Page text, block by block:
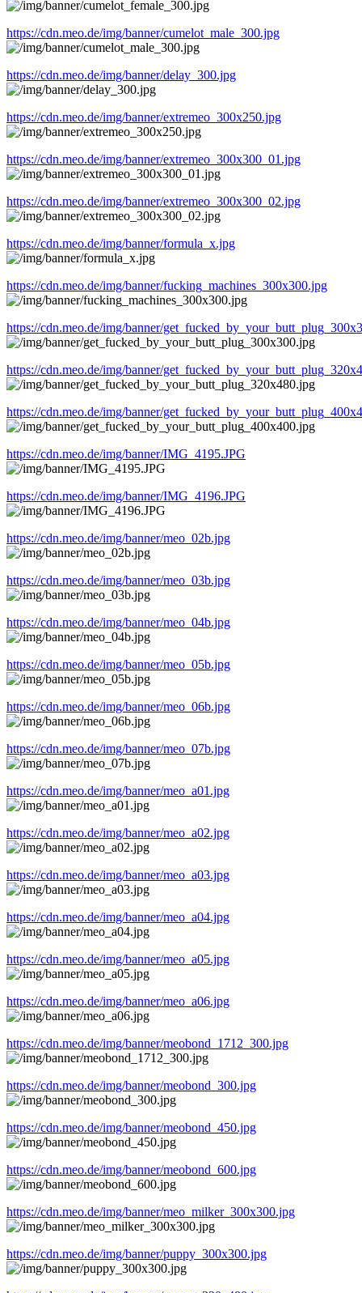
https://cdn.meo.de/img/banner/cumelot_male_300.jpg
https://cdn.meo.de/img/banner/delay_300.jpg
https://cdn.meo.de/img/banner/extremeo_300x250.jpg
https://cdn.meo.de/img/banner/extremeo_300x300_01.jpg
https://cdn.meo.de/img/banner/extremeo_300x300_02.jpg
https://cdn.meo.de/img/banner/formula_x.jpg
https://cdn.meo.de/img/banner/fucking_machines_300x300.jpg
https://cdn.meo.de/img/banner/
https://cdn.meo.de/img/banner/
https://cdn.meo.de/img/banner/
https://cdn.meo.de/img/banner/IMG_4195.JPG
https://cdn.meo.de/img/banner/IMG_4196.JPG
https://cdn.meo.de/img/banner/meo_02b.jpg
https://cdn.meo.de/img/banner/meo_03b.jpg
https://cdn.meo.de/img/banner/meo_04b.jpg
https://cdn.meo.de/img/banner/meo_05b.jpg
https://cdn.meo.de/img/banner/meo_06b.jpg
https://cdn.meo.de/img/banner/meo_07b.jpg
https://cdn.meo.de/img/banner/meo_a01.jpg
https://cdn.meo.de/img/banner/meo_a02.jpg
https://cdn.meo.de/img/banner/meo_a03.jpg
https://cdn.meo.de/img/banner/meo_a04.jpg
https://cdn.meo.de/img/banner/meo_a05.jpg
https://cdn.meo.de/img/banner/meo_a06.jpg
https://cdn.meo.de/img/banner/meobond_1712_300.jpg
https://cdn.meo.de/img/banner/meobond_300.jpg
https://cdn.meo.de/img/banner/meobond_450.jpg
https://cdn.meo.de/img/banner/meobond_600.jpg
https://cdn.meo.de/img/banner/meo_milker_300x300.jpg
https://cdn.meo.de/img/banner/puppy_300x300.jpg